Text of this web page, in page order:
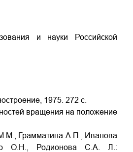
и науки Российской
1975. 272 с.
вращения на положение
Грамматина А.П., Иванова
О.Н., Родионова С.А. Л.: